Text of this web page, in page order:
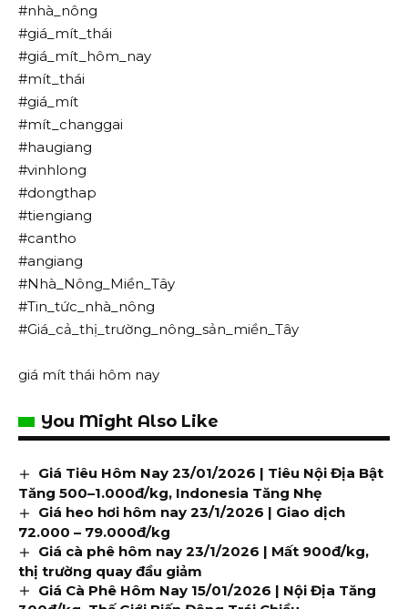
#nhà_nông
#giá_mít_thái
#giá_mít_hôm_nay
#mít_thái
#giá_mít
#mít_changgai
#haugiang
#vinhlong
#dongthap
#tiengiang
#cantho
#angiang
#Nhà_Nông_Miền_Tây
#Tin_tức_nhà_nông
#Giá_cả_thị_trường_nông_sản_miền_Tây
giá mít thái hôm nay
You Might Also Like
Giá Tiêu Hôm Nay 23/01/2026 | Tiêu Nội Địa Bật
Tăng 500–1.000đ/kg, Indonesia Tăng Nhẹ
Giá heo hơi hôm nay 23/1/2026 | Giao dịch
72.000 – 79.000đ/kg
Giá cà phê hôm nay 23/1/2026 | Mất 900đ/kg,
thị trường quay đầu giảm
Giá Cà Phê Hôm Nay 15/01/2026 | Nội Địa Tăng